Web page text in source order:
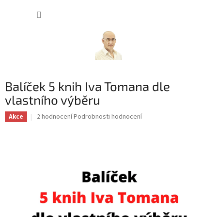
Balíček 5 knih Iva Tomana dle
vlastního výběru
Akce
Průměrné
2 hodnoceníPodrobnosti hodnocení